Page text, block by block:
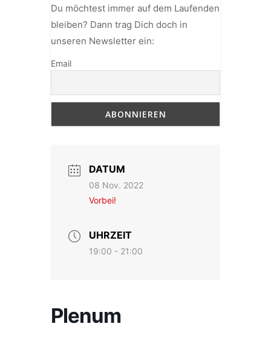
Du möchtest immer auf dem Laufenden
bleiben? Dann trag Dich doch in
unseren Newsletter ein:
Email
DATUM
08 Nov. 2022
Vorbei!
UHRZEIT
19:00 - 21:00
Plenum